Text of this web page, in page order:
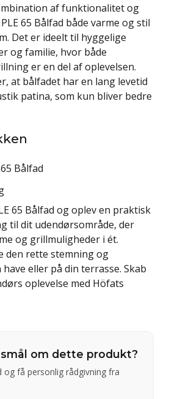
af funktionalitet og
65 Bålfad både varme og stil
Det er ideelt til hyggelige
og familie, hvor både
er en del af oplevelsen.
at bålfadet har en lang levetid
patina, som kun bliver bedre
Bålfad
65 Bålfad og oplev en praktisk
til dit udendørsområde, der
og grillmuligheder i ét.
den rette stemning og
eller på din terrasse. Skab
oplevelse med Höfats
om dette produkt?
og få personlig rådgivning fra